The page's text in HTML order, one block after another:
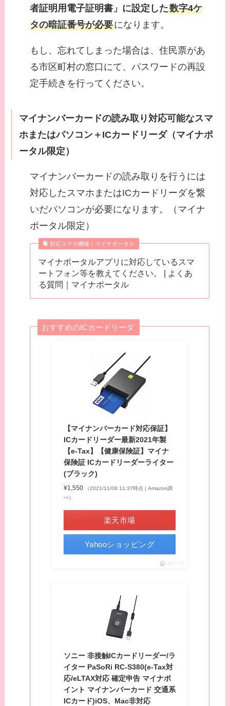
者証明用電子証明書」に設定した数字4ケ
タの暗証番号が必要になります。
もし、忘れてしまった場合は、住民票があ
る市区町村の窓口にて、パスワードの再設
定手続きを行ってください。
マイナンバーカードの読み取り対応可能なスマ
ホまたはパソコン＋ICカードリーダ（マイナポ
ータル限定）
マイナンバーカードの読み取りを行うには
対応したスマホまたはICカードリーダを繋
いだパソコンが必要になります。（マイナ
ポータル限定）
対応スマホ機種｜マイナポータル
マイナポータルアプリに対応しているスマ
ートフォン等を教えてください。 | よくあ
る質問｜マイナポータル
おすすめのICカードリーダ
【マイナンバーカード対応保証】
ICカードリーダー最新2021年製
【e-Tax】【健康保険証】マイナ
保険証 ICカードリーダーライター
(ブラック)
¥1,550
（2021/11/08 11:37時点 | Amazon調
べ）
楽天市場
Yahooショッピング
ポチップ
ソニー 非接触ICカードリーダー/ラ
イター PaSoRi RC-S380(e-Tax対
応/eLTAX対応 確定申告 マイナポ
イント マイナンバーカード 交通系
ICカード)iOS、Mac非対応